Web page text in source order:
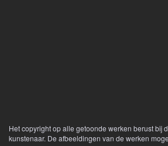
Het copyright op alle getoonde werken berust bij
kunstenaar. De afbeeldingen van de werken